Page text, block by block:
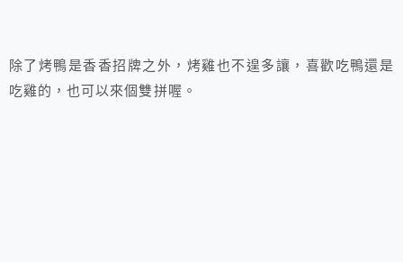
除了烤鴨是香香招牌之外，烤雞也不遑多讓，喜歡吃鴨還是
吃雞的，也可以來個雙拼喔。